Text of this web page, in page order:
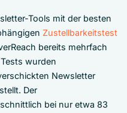
Tools mit der besten
Zustellbarkeitstest
bereits mehrfach
wurden
Newsletter
Der
bei nur etwa 83